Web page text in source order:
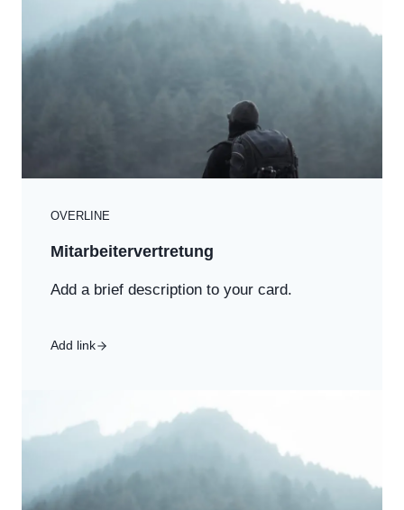
OVERLINE
Mitarbeitervertretung
Add a brief description to your card.
Add link